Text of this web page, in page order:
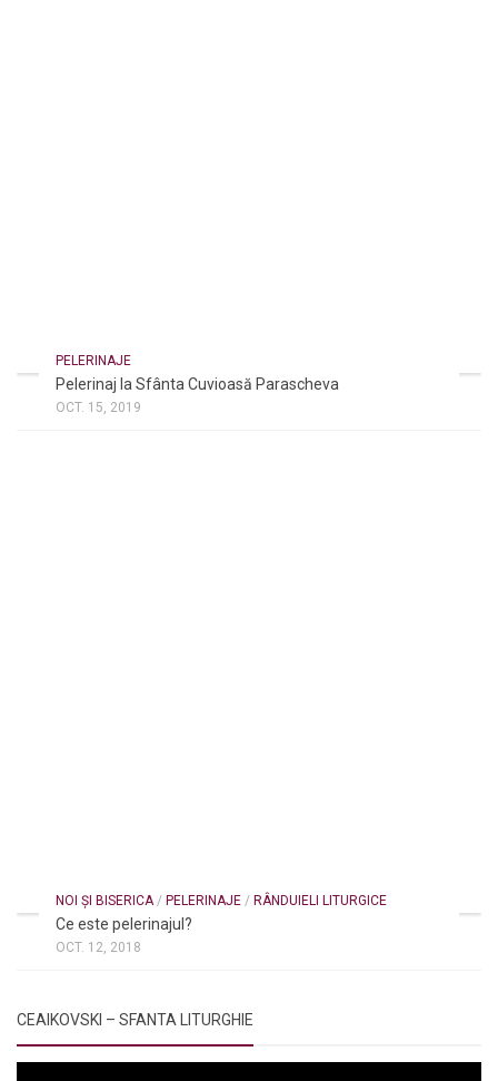
PELERINAJE
Pelerinaj la Sfânta Cuvioasă Parascheva
OCT. 15, 2019
NOI ȘI BISERICA/ PELERINAJE / RÂNDUIELI LITURGICE
Ce este pelerinajul?
OCT. 12, 2018
CEAIKOVSKI – SFANTA LITURGHIE